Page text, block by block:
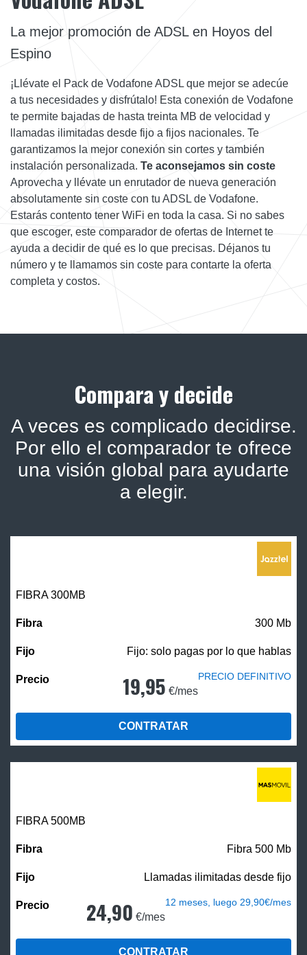
La mejor promoción de ADSL en Hoyos del
Espino
¡Llévate el Pack de Vodafone ADSL que mejor se adecúe
a tus necesidades y disfrútalo! Esta conexión de Vodafone
te permite bajadas de hasta treinta MB de velocidad y
llamadas ilimitadas desde fijo a fijos nacionales. Te
garantizamos la mejor conexión sin cortes y también
instalación personalizada. Te aconsejamos sin coste
Aprovecha y llévate un enrutador de nueva generación
absolutamente sin coste con tu ADSL de Vodafone.
Estarás contento tener WiFi en toda la casa. Si no sabes
que escoger, este comparador de ofertas de Internet te
ayuda a decidir de qué es lo que precisas. Déjanos tu
número y te llamamos sin coste para contarte la oferta
completa y costos.
Compara y decide
A veces es complicado decidirse.
Por ello el comparador te ofrece
una visión global para ayudarte
a elegir.
FIBRA 300MB
300 Mb
Fijo: solo pagas por lo que hablas
19,95 €/mes
PRECIO DEFINITIVO
CONTRATAR
FIBRA500MB
Fibra 500 Mb
Llamadas ilimitadas desde fijo
24,90 €/mes
12 meses, luego 29,90€/mes
CONTRATAR